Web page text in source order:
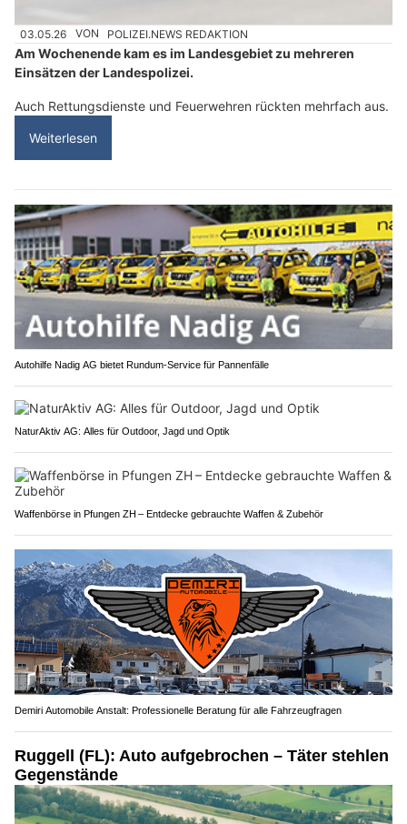
03.05.26 VON POLIZEI.NEWS REDAKTION
Am Wochenende kam es im Landesgebiet zu mehreren
Einsätzen der Landespolizei.
Auch Rettungsdienste und Feuerwehren rückten mehrfach aus.
Weiterlesen
Autohilfe Nadig AG bietet Rundum‑Service für Pannenfälle
NaturAktiv AG: Alles für Outdoor, Jagd und Optik
Waffenbörse in Pfungen ZH – Entdecke gebrauchte Waffen & Zubehör
Demiri Automobile Anstalt: Professionelle Beratung für alle Fahrzeugfragen
Ruggell (FL): Auto aufgebrochen – Täter stehlen
Gegenstände